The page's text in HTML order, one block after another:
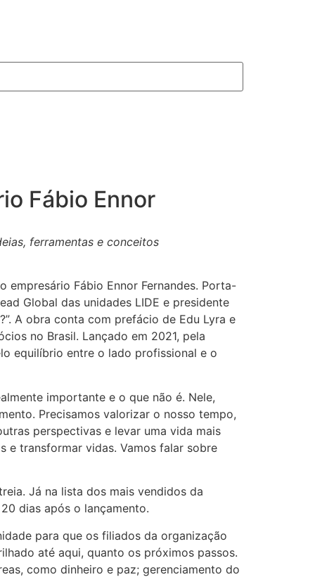
Fábio Ennor
ferramentas e conceitos
Fábio Ennor Fernandes. Porta-
Global das unidades LIDE e presidente
A obra conta com prefácio de Edu Lyra e
no Brasil. Lançado em 2021, pela
equilíbrio entre o lado profissional e o
importante e o que não é. Nele,
Precisamos valorizar o nosso tempo,
perspectivas e levar uma vida mais
e transformar vidas. Vamos falar sobre
Já na lista dos mais vendidos da
dias após o lançamento.
para que os filiados da organização
até aqui, quanto os próximos passos.
como dinheiro e paz; gerenciamento do